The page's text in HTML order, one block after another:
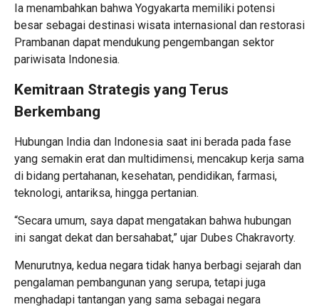
Ia menambahkan bahwa Yogyakarta memiliki potensi
besar sebagai destinasi wisata internasional dan restorasi
Prambanan dapat mendukung pengembangan sektor
pariwisata Indonesia.
Kemitraan Strategis yang Terus
Berkembang
Hubungan India dan Indonesia saat ini berada pada fase
yang semakin erat dan multidimensi, mencakup kerja sama
di bidang pertahanan, kesehatan, pendidikan, farmasi,
teknologi, antariksa, hingga pertanian.
“Secara umum, saya dapat mengatakan bahwa hubungan
ini sangat dekat dan bersahabat,” ujar Dubes Chakravorty.
Menurutnya, kedua negara tidak hanya berbagi sejarah dan
pengalaman pembangunan yang serupa, tetapi juga
menghadapi tantangan yang sama sebagai negara